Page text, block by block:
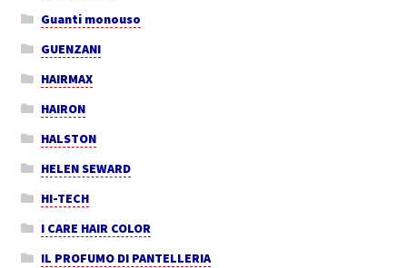
Guanti monouso
GUENZANI
HAIRMAX
HAIRON
HALSTON
HELEN SEWARD
HI-TECH
I CARE HAIR COLOR
IL PROFUMO DI PANTELLERIA